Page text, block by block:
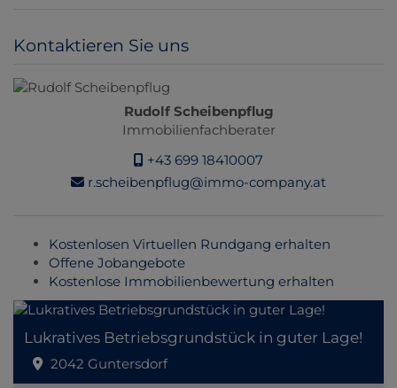
Kontaktieren Sie uns
Rudolf Scheibenpflug
Immobilienfachberater
+43 699 18410007
r.scheibenpflug@immo-company.at
Kostenlosen Virtuellen Rundgang erhalten
Offene Jobangebote
Kostenlose Immobilienbewertung erhalten
Lukratives Betriebsgrundstück in guter Lage!
2042 Guntersdorf